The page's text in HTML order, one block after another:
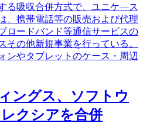
る吸収合併方式で、ユニケ―ス
、携帯電話等の販売および代理
ロードバンド等通信サービスの
その他新規事業を行っている。
やタブレットのケース・周辺
ングス、ソフトウ
クシアを合併